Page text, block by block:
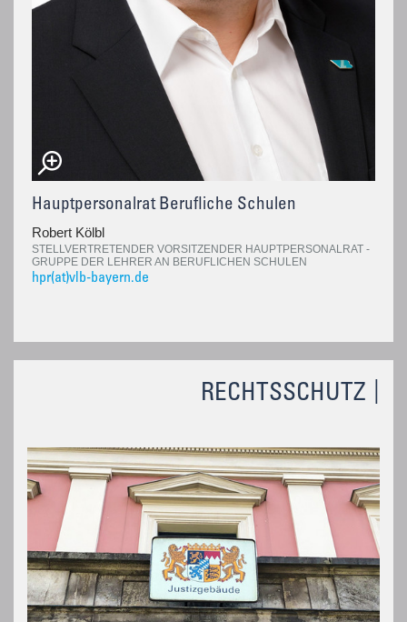
RECHTSSCHUTZ
Hauptpersonalrat Berufliche Schulen
Robert Kölbl
STELLVERTRETENDER VORSITZENDER HAUPTPERSONALRAT -
GRUPPE DER LEHRER AN BERUFLICHEN SCHULEN
hpr(at)vlb-bayern.de